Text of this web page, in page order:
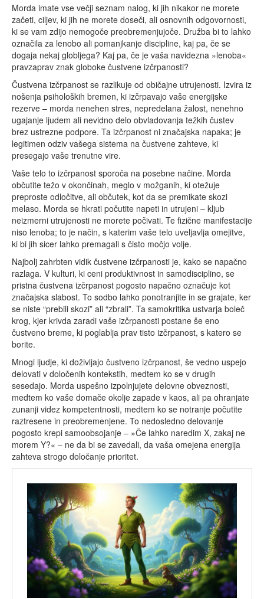
Morda imate vse večji seznam nalog, ki jih nikakor ne morete
začeti, ciljev, ki jih ne morete doseči, ali osnovnih odgovornosti,
ki se vam zdijo nemogoče preobremenjujoče. Družba bi to lahko
označila za lenobo ali pomanjkanje discipline, kaj pa, če se
dogaja nekaj globljega? Kaj pa, če je vaša navidezna »lenoba«
pravzaprav znak globoke čustvene izčrpanosti?
Čustvena izčrpanost se razlikuje od običajne utrujenosti. Izvira iz
nošenja psiholoških bremen, ki izčrpavajo vaše energijske
rezerve – morda nenehen stres, nepredelana žalost, nenehno
ugajanje ljudem ali nevidno delo obvladovanja težkih čustev
brez ustrezne podpore. Ta izčrpanost ni značajska napaka; je
legitimen odziv vašega sistema na čustvene zahteve, ki
presegajo vaše trenutne vire.
Vaše telo to izčrpanost sporoča na posebne načine. Morda
občutite težo v okončinah, meglo v možganih, ki otežuje
preproste odločitve, ali občutek, kot da se premikate skozi
melaso. Morda se hkrati počutite napeti in utrujeni – kljub
neizmerni utrujenosti ne morete počivati. Te fizične manifestacije
niso lenoba; to je način, s katerim vaše telo uveljavlja omejitve,
ki bi jih sicer lahko premagali s čisto močjo volje.
Najbolj zahrbten vidik čustvene izčrpanosti je, kako se napačno
razlaga. V kulturi, ki ceni produktivnost in samodisciplino, se
pristna čustvena izčrpanost pogosto napačno označuje kot
značajska slabost. To sodbo lahko ponotranjite in se grajate, ker
se niste “prebili skozi” ali “zbrali”. Ta samokritika ustvarja boleč
krog, kjer krivda zaradi vaše izčrpanosti postane še eno
čustveno breme, ki poglablja prav tisto izčrpanost, s katero se
borite.
Mnogi ljudje, ki doživljajo čustveno izčrpanost, še vedno uspejo
delovati v določenih kontekstih, medtem ko se v drugih
sesedajo. Morda uspešno izpolnjujete delovne obveznosti,
medtem ko vaše domače okolje zapade v kaos, ali pa ohranjate
zunanji videz kompetentnosti, medtem ko se notranje počutite
raztresene in preobremenjene. To nedosledno delovanje
pogosto krepi samoobsojanje – »Če lahko naredim X, zakaj ne
morem Y?« – ne da bi se zavedali, da vaša omejena energija
zahteva strogo določanje prioritet.